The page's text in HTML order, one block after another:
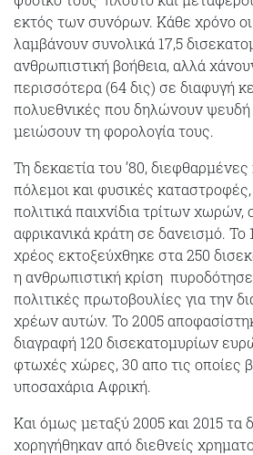
εκτός των συνόρων. Κάθε χρόνο
λαμβάνουν συνολικά 17,5
ανθρωπιστική βοήθεια, αλλά
περισσότερα (64 δις) σε διαφυγή
πολυεθνικές που δηλώνουν ψευδή
μειώσουν τη φορολογία τους.
Τη δεκαετία του ’80,
πόλεμοι και φυσικές
πολιτικά παιχνίδια τρίτων
αφρικανικά κράτη σε δανεισμό. Το
χρέος εκτοξεύχθηκε στα 250
η ανθρωπιστική κρίση
πολιτικές πρωτοβουλίες για την
χρέων αυτών. Το 2005
διαγραφή 120 δισεκατομυρίων
φτωχές χώρες, 30 απο τις οποίες
υποσαχάρια Αφρική.
Και όμως μεταξύ 2005 και 2015 τα
χορηγήθηκαν από διεθνείς